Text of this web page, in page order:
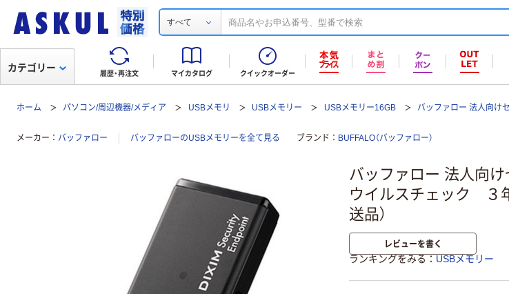
すべて
履歴・再注文 マイカタログ クイックオーダー
カテゴリー
ホーム パソコン/周辺機器/メディア USBメモリ USBメモリー USBメモリー16GB バッファロー 法人向け
メーカー バッファロー バッファローのUSBメモリーを全て見る ブランド BUFFALO（バッファロー）
バッファロー 法人向
ウイルスチェック ３
送品）
レビューを書く
ランキングをみる USBメモリー